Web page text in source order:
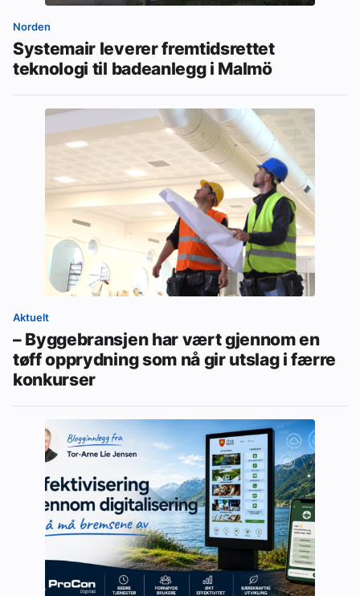
Norden
Systemair leverer fremtidsrettet
teknologi til badeanlegg i Malmö
Aktuelt
– Byggebransjen har vært gjennom en
tøff opprydning som nå gir utslag i færre
konkurser